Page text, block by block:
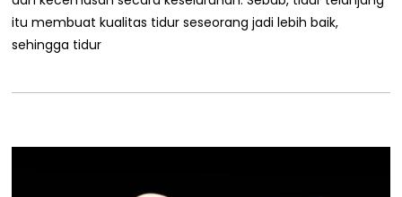
2
itu membuat kualitas tidur seseorang jadi lebih baik,
sehingga tidur